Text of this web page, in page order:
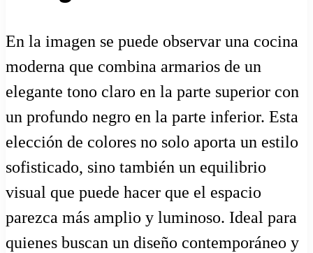
En la imagen se puede observar una cocina
moderna que combina armarios de un
elegante tono claro en la parte superior con
un profundo negro en la parte inferior. Esta
elección de colores no solo aporta un estilo
sofisticado, sino también un equilibrio
visual que puede hacer que el espacio
parezca más amplio y luminoso. Ideal para
quienes buscan un diseño contemporáneo y